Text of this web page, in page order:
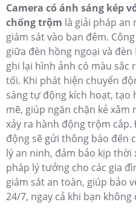
Camera có ánh sáng kép
chống trộm là giải pháp an
giám sát vào ban đêm.
giữa đèn hồng ngoại và đèn
ghi lại hình ảnh có màu sắc
tối. Khi phát hiện chuyển
sáng tự động kích hoạt, tạo
mẽ, giúp ngăn chặn kẻ
xảy ra hành động trộm
động sẽ gửi thông báo đến
lý an ninh, đảm bảo kịp
pháp lý tưởng cho các gia
giám sát an toàn, giúp bảo
24/7, ngay cả khi bạn không